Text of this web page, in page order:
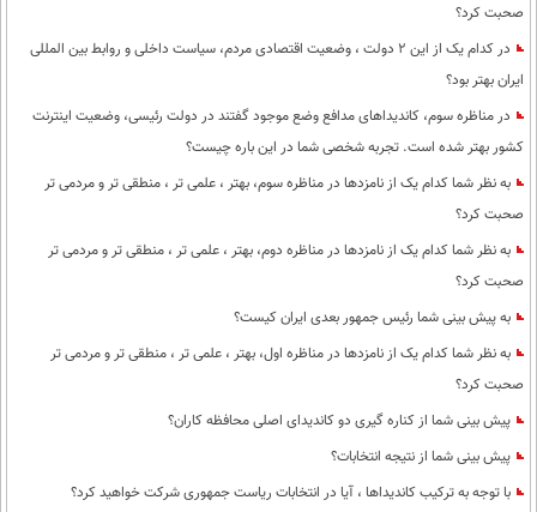
صحبت کرد؟
در کدام یک از این 2 دولت ، وضعیت اقتصادی مردم، سیاست داخلی و روابط بین المللی
ایران بهتر بود؟
در مناظره سوم، کاندیداهای مدافع وضع موجود گفتند در دولت رئیسی، وضعیت اینترنت
کشور بهتر شده است. تجربه شخصی شما در این باره چیست؟
به نظر شما کدام یک از نامزدها در مناظره سوم، بهتر ، علمی تر ، منطقی تر و مردمی تر
صحبت کرد؟
به نظر شما کدام یک از نامزدها در مناظره دوم، بهتر ، علمی تر ، منطقی تر و مردمی تر
صحبت کرد؟
به پیش بینی شما رئیس جمهور بعدی ایران کیست؟
به نظر شما کدام یک از نامزدها در مناظره اول، بهتر ، علمی تر ، منطقی تر و مردمی تر
صحبت کرد؟
پیش بینی شما از کناره گیری دو کاندیدای اصلی محافظه کاران؟
پیش بینی شما از نتیجه انتخابات؟
با توجه به ترکیب کاندیداها ، آیا در انتخابات ریاست جمهوری شرکت خواهید کرد؟